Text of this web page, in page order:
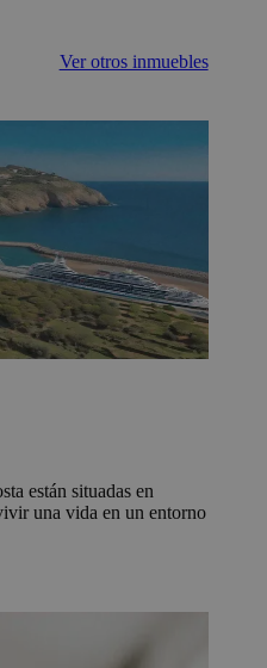
Ver otros inmuebles
están situadas en
una vida en un entorno